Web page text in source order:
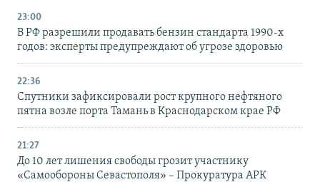
23:00
В РФ разрешили продавать бензин стандарта 1990-х
годов: эксперты предупреждают об угрозе здоровью
22:36
Спутники зафиксировали рост крупного нефтяного
пятна возле порта Тамань в Краснодарском крае РФ
21:27
До 10 лет лишения свободы грозит участнику
«Самообороны Севастополя» – Прокуратура АРК